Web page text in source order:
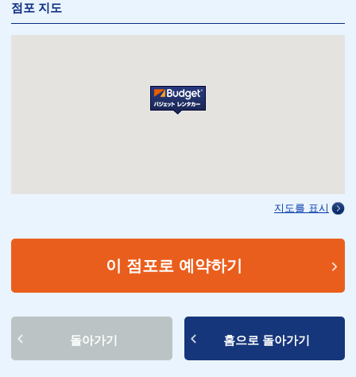
점포 지도
지도를 표시
이 점포로 예약하기
돌아가기 홈으로 돌아가기